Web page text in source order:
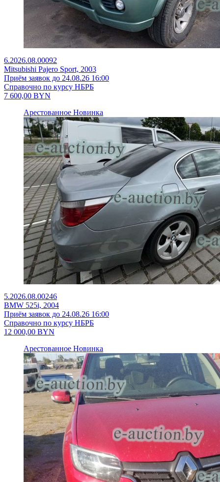
6.2026.08.00092
Mitsubishi Pajero Sport, 2003
Приём заявок до 24.08.26 16:00
Справочно по курсу НБРБ
7 600,00 BYN
Арестованное Новинка
5.2026.08.00246
BMW 525i, 2004
Приём заявок до 24.08.26 16:00
Справочно по курсу НБРБ
12 000,00 BYN
Арестованное Новинка